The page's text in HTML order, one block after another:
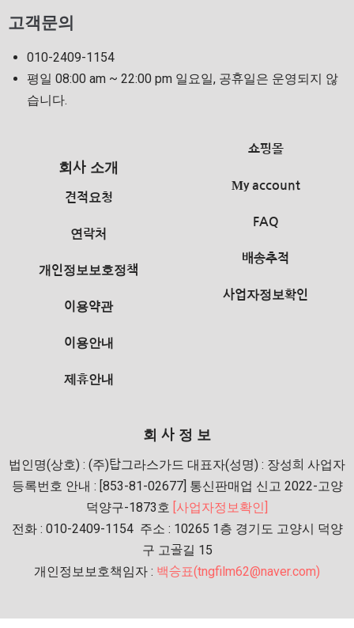
고객문의
010-2409-1154
평일 08:00 am ~ 22:00 pm 일요일, 공휴일은 운영되지 않
습니다.
회사 소개
견적요청
연락처
개인정보보호정책
이용약관
이용안내
제휴안내
쇼핑몰
My account
FAQ
배송추적
사업자정보확인
회 사 정 보
법인명(상호) : (주)탑그라스가드 대표자(성명) : 장성희 사업자
등록번호 안내 : [853-81-02677] 통신판매업 신고 2022-고양
덕양구-1873호 [사업자정보확인]
전화 : 010-2409-1154 주소 : 10265 1층 경기도 고양시 덕양
구 고골길 15
개인정보보호책임자 : 백승표(tngfilm62@naver.com)